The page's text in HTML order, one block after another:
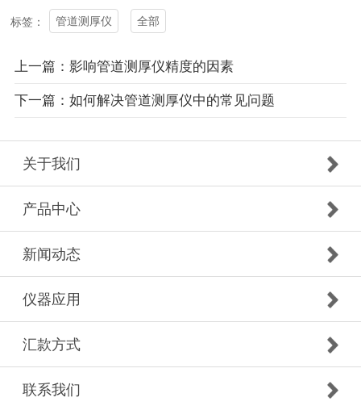
标签： 管道测厚仪 全部
上一篇：影响管道测厚仪精度的因素
下一篇：如何解决管道测厚仪中的常见问题
关于我们
产品中心
新闻动态
仪器应用
汇款方式
联系我们